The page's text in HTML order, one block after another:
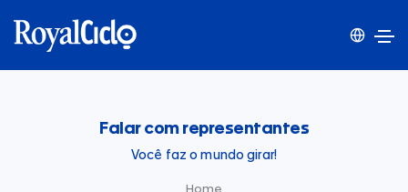
Falar com representantes
Você faz o mundo girar!
Home